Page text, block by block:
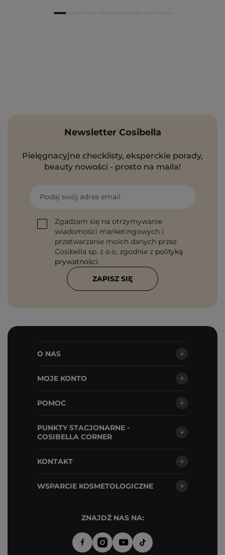
Newsletter Cosibella
Pielęgnacyjne checklisty, eksperckie porady,
beauty nowości - prosto na maila!
Podaj swój adres email
Zgadzam się na otrzymywanie
wiadomości marketingowych i
przetwarzanie moich danych przez
Cosibella sp. z o.o, zgodnie z polityką
prywatności.
ZAPISZ SIĘ
O NAS
MOJE KONTO
POMOC
PUNKTY STACJONARNE -
COSIBELLA CORNER
KONTAKT
WSPARCIE KOSMETOLOGICZNE
ZNAJDŹ NAS NA: